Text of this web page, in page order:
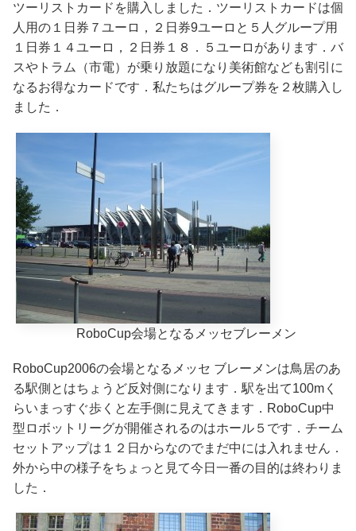
ツーリストカードを購入しました．ツーリストカードは個
人用の１日券７ユーロ，２日券9ユーロと５人グループ用
１日券１４ユーロ，２日券１８．５ユーロがあります．バ
スやトラム（市電）が乗り放題になり美術館なども割引に
なるお得なカードです．私たちはグループ券を２枚購入し
ました．
RoboCup会場となるメッセブレーメン
RoboCup2006の会場となるメッセ ブレーメンは鳥居のあ
る駅側とはちょうど反対側になります．駅を出て100mく
らいまっすぐ歩くと左手側に見えてきます．RoboCup中
型ロボットリーグが開催されるのはホール５です．チーム
セットアップは１２日からなのでまだ中には入れません．
外から中の様子をちょっと見て今日一番の目的は終わりま
した．